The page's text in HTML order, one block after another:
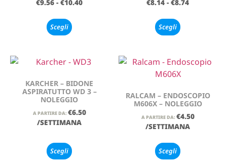
€9.56 - €10.40
Scegli
€8.14 - €8.74
Scegli
KARCHER – BIDONE
ASPIRATUTTO WD 3 –
NOLEGGIO
A PARTIRE DA: €6.50
/SETTIMANA
Scegli
RALCAM – ENDOSCOPIO
M606X – NOLEGGIO
A PARTIRE DA: €4.50
/SETTIMANA
Scegli